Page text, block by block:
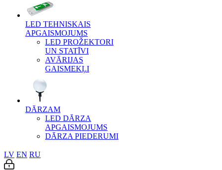
LED TEHNISKAIS
APGAISMOJUMS
LED PROŽEKTORI
UN STATĪVI
AVĀRIJAS
GAISMEKĻI
DĀRZAM
LED DĀRZA
APGAISMOJUMS
DĀRZA PIEDERUMI
LV EN RU